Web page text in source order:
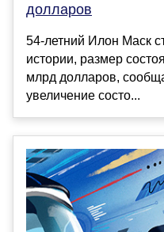
долларов
54-летний Илон Маск
истории, размер
млрд долларов,
увеличение состо...